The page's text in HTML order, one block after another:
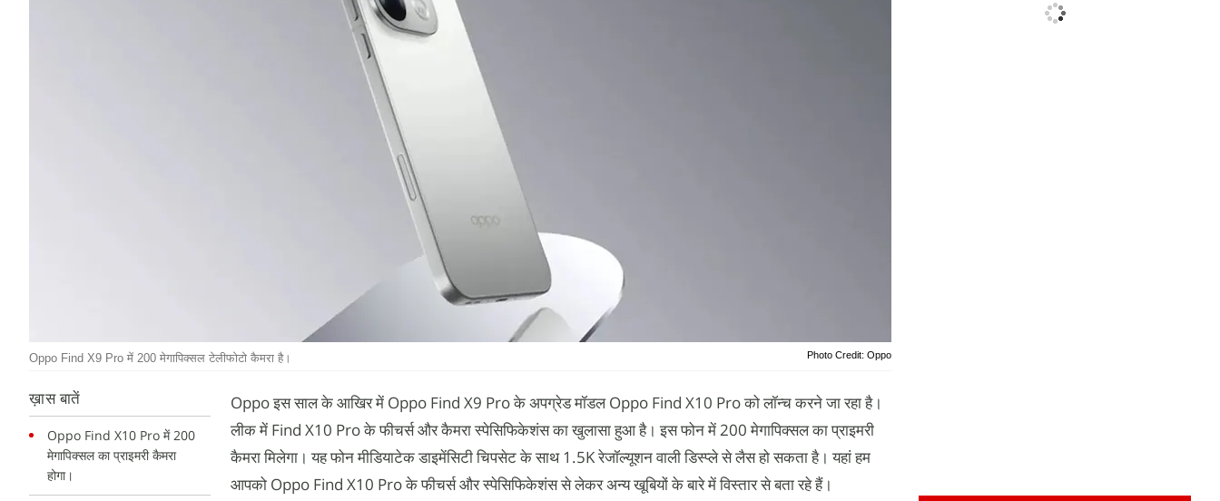
Photo Credit: Oppo
Oppo Find X9 Pro में 200 मेगापिक्सल टेलीफोटो कैमरा है।
ख़ास बातें
Oppo Find X10 Pro में 200
मेगापिक्सल का प्राइमरी कैमरा
होगा।
Oppo इस साल के आखिर में Oppo Find X9 Pro के अपग्रेड मॉडल Oppo Find X10 Pro को लॉन्च करने जा रहा है।
लीक में Find X10 Pro के फीचर्स और कैमरा स्पेसिफिकेशंस का खुलासा हुआ है। इस फोन में 200 मेगापिक्सल का प्राइमरी
कैमरा मिलेगा। यह फोन मीडियाटेक डाइमेंसिटी चिपसेट के साथ 1.5K रेजॉल्यूशन वाली डिस्प्ले से लैस हो सकता है। यहां हम
आपको Oppo Find X10 Pro के फीचर्स और स्पेसिफिकेशंस से लेकर अन्य खूबियों के बारे में विस्तार से बता रहे हैं।